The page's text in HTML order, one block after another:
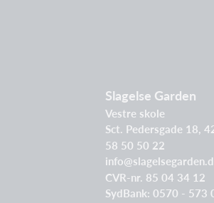
Slagelse Garden
Vestre skole
Sct. Pedersgade 18,
58 50 50 22
CVR-nr. 85 04 34 12
SydBank: 0570 - 573